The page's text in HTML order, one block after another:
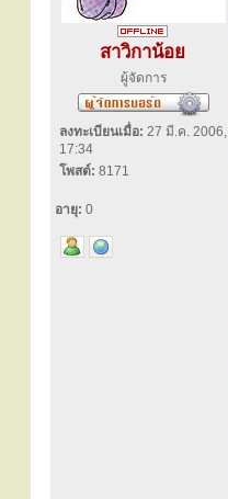
สาวิกาน้อย
ผู้จัดการ
ลงทะเบียนเมื่อ: 27 มี.ค. 2006,
17:34
โพสต์: 8171
อายุ: 0